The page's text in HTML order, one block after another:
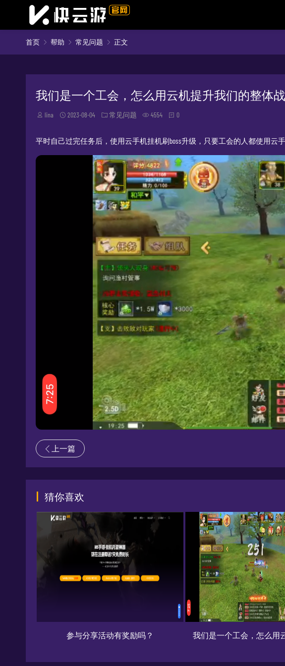
首页 帮助 常见问题 正文
我们是一个工会，怎么用云机提升我们的整体
lina 2023-08-04 常见问题 4554 0
平时自己过完任务后，使用云手机挂机刷boss升级，只要工会的人都使用云
上一篇
猜你喜欢
参与分享活动有奖励吗？